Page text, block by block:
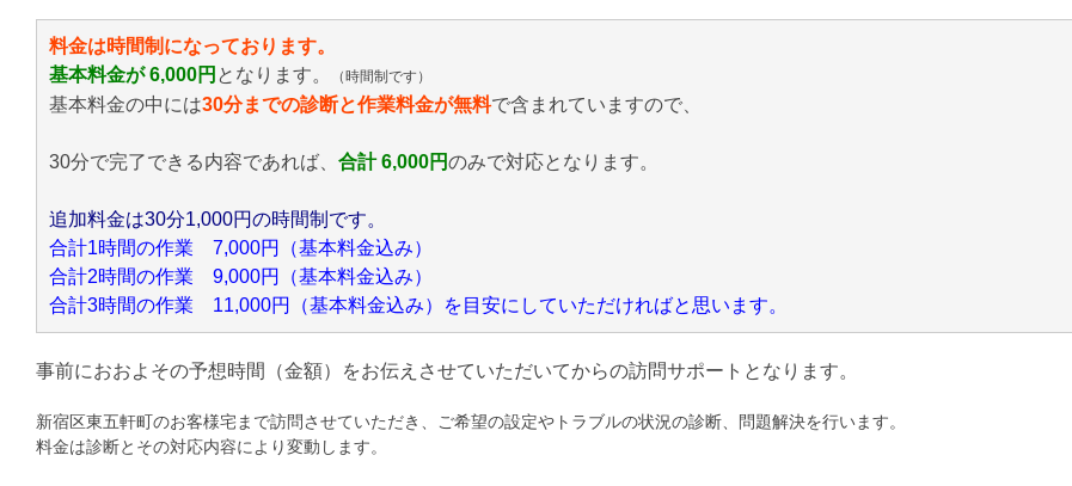
料金は時間制になっております。
基本料金が 6,000円 となります。 （時間制です）
基本料金の中には30分までの診断と作業料金が無料で含まれていますので、
30分で完了できる内容であれば、 合計 6,000円のみで対応となります。
追加料金は30分1,000円の時間制です。
合計1時間の作業 7,000円（基本料金込み）
合計2時間の作業 9,000円（基本料金込み）
合計3時間の作業 11,000円（基本料金込み）を目安にしていただければと思います。
事前におおよその予想時間（金額）をお伝えさせていただいてからの訪問サポートとなります。
新宿区東五軒町のお客様宅まで訪問させていただき、ご希望の設定やトラブルの状況の診断、問題解決を行います。
料金は診断とその対応内容により変動します。